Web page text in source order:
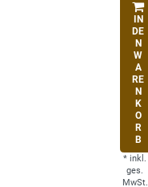
IN
DE
N
W
A
RE
N
K
O
R
B
* inkl.
ges.
MwSt.